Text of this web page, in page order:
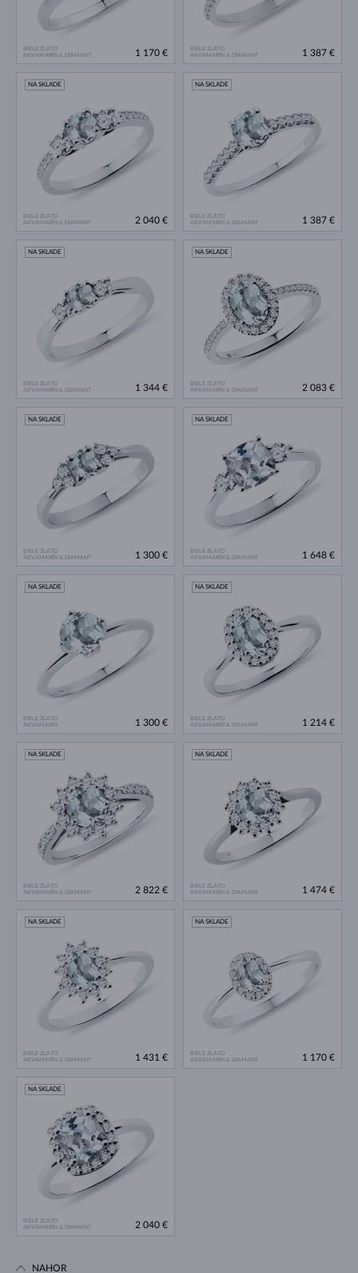
BIELE ZLATO
AKVAMARÍN & DIAMANT
1 170 €
BIELE ZLATO
AKVAMARÍN & DIAMANT
1 387 €
BIELE ZLATO
AKVAMARÍN & DIAMANT
NA SKLADE
2 040 €
BIELE ZLATO
AKVAMARÍN & DIAMANT
NA SKLADE
1 387 €
BIELE ZLATO
AKVAMARÍN & DIAMANT
NA SKLADE
1 344 €
BIELE ZLATO
AKVAMARÍN & DIAMANT
NA SKLADE
2 083 €
BIELE ZLATO
AKVAMARÍN & DIAMANT
NA SKLADE
1 300 €
BIELE ZLATO
AKVAMARÍN & DIAMANT
NA SKLADE
1 648 €
BIELE ZLATO
AKVAMARÍN
NA SKLADE
1 300 €
BIELE ZLATO
AKVAMARÍN & DIAMANT
NA SKLADE
1 214 €
BIELE ZLATO
AKVAMARÍN & DIAMANT
NA SKLADE
2 822 €
BIELE ZLATO
AKVAMARÍN & DIAMANT
NA SKLADE
1 474 €
BIELE ZLATO
AKVAMARÍN & DIAMANT
NA SKLADE
1 431 €
BIELE ZLATO
AKVAMARÍN & DIAMANT
NA SKLADE
1 170 €
BIELE ZLATO
AKVAMARÍN & DIAMANT
NA SKLADE
2 040 €
NAHOR